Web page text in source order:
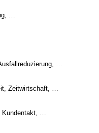
…
…
Zeitwirtschaft, …
Kundentakt, …